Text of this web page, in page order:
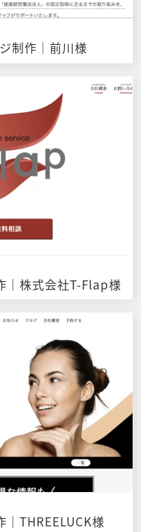
ジ制作｜前川様
｜株式会社T-Flap様
｜THREELUCK様